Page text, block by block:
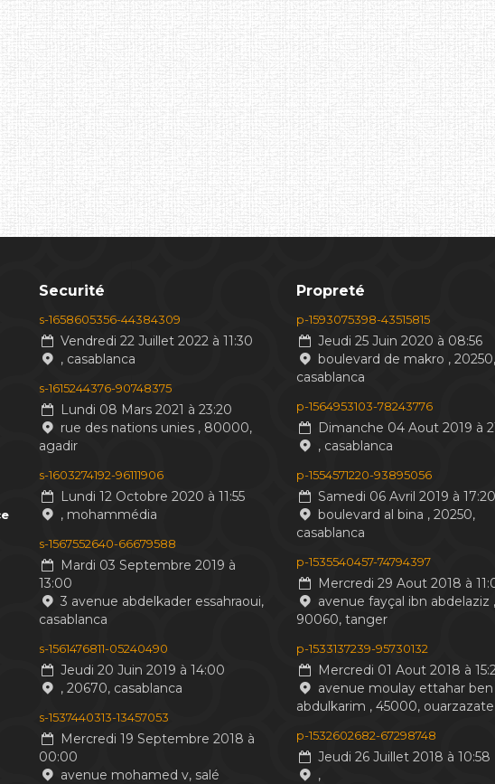
Securité
s-1658605356-44384309
Vendredi 22 Juillet 2022 à 11:30
, casablanca
s-1615244376-90748375
Lundi 08 Mars 2021 à 23:20
rue des nations unies , 80000,
agadir
s-1603274192-96111906
Lundi 12 Octobre 2020 à 11:55
, mohammédia
s-1567552640-66679588
Mardi 03 Septembre 2019 à
13:00
3 avenue abdelkader essahraoui,
casablanca
s-1561476811-05240490
Jeudi 20 Juin 2019 à 14:00
, 20670, casablanca
s-1537440313-13457053
Mercredi 19 Septembre 2018 à
00:00
avenue mohamed v, salé
Propreté
p-1593075398-43515815
Jeudi 25 Juin 2020 à 08:56
boulevard de makro , 20250,
casablanca
p-1564953103-78243776
Dimanche 04 Aout 2019 à
, casablanca
p-1554571220-93895056
Samedi 06 Avril 2019 à 17:20
boulevard al bina , 20250,
casablanca
p-1535540457-74794397
Mercredi 29 Aout 2018 à
avenue fayçal ibn abdelaziz ,
90060, tanger
p-1533137239-95730132
Mercredi 01 Aout 2018 à
avenue moulay ettahar ben
abdulkarim , 45000, ouarzazate
p-1532602682-67298748
Jeudi 26 Juillet 2018 à 10:58
,